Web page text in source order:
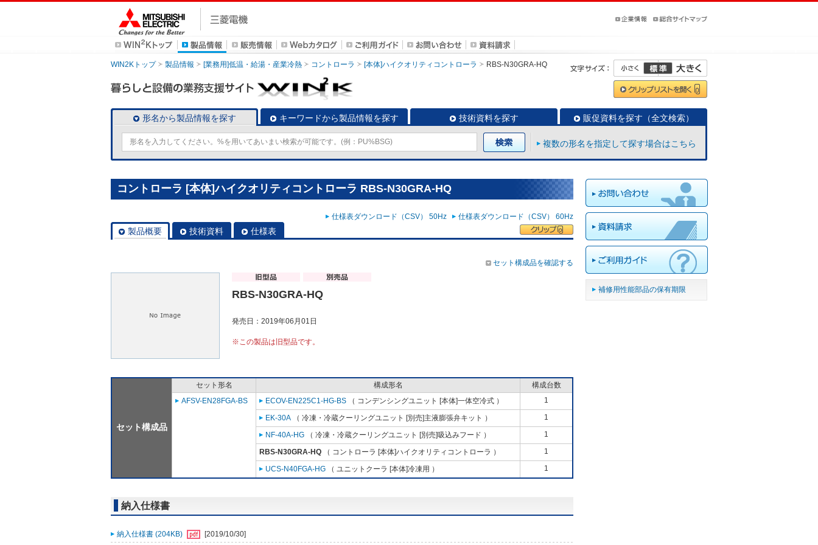
WIN2Kトップ 製品情報 [業務用]低温・給湯・産業冷熱 コントローラ [本体]ハイクオリティコントローラ RBS-N30GRA-HQ
形名から製品情報を探す キーワードから製品情報を探す 技術資料を探す 販促資料を探す（全文検索）
複数の形名を指定して探す場合はこちら
コントローラ [本体]ハイクオリティコントローラ RBS-N30GRA-HQ
仕様表ダウンロード（CSV） 50Hz 仕様表ダウンロード（CSV） 60Hz
製品概要 技術資料 仕様表
セット構成品を確認する
RBS-N30GRA-HQ
発売日：2019年06月01日
※この製品は旧型品です。
セット構成品
セット形名 構成形名
構成台数
AFSV-EN28FGA-BS
ECOV-EN225C1-HG-BS （ コンデンシングユニット [本体]一体空冷式 ） 1
EK-30A （ 冷凍・冷蔵クーリングユニット [別売]主液膨張弁キット ） 1
NF-40A-HG （ 冷凍・冷蔵クーリングユニット [別売]吸込みフード ） 1
RBS-N30GRA-HQ （ コントローラ [本体]ハイクオリティコントローラ ） 1
UCS-N40FGA-HG （ ユニットクーラ [本体]冷凍用 ） 1
納入仕様書
納入仕様書 (204KB) [2019/10/30]
補修用性能部品の保有期限